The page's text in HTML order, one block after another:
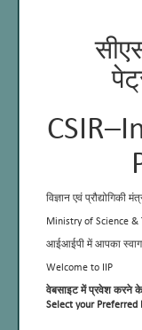
विज्ञान एवं प्रौद्योगिकी
Ministry of Science &
आईआईपी में आपका
Welcome to IIP
वेबसाइट में प्रवेश करने के
Select your Preferred